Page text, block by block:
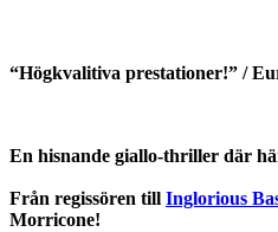
“Högkvalitiva prestationer!” /
En hisnande giallo-thriller där
Från regissören till Inglorious
Morricone!